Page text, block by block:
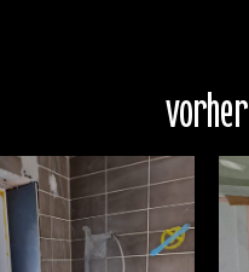
vorher